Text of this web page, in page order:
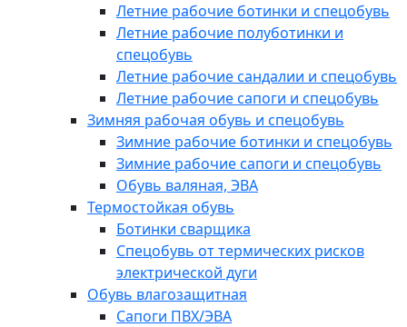
Летние рабочие ботинки и спецобувь
Летние рабочие полуботинки и
спецобувь
Летние рабочие сандалии и спецобувь
Летние рабочие сапоги и спецобувь
Зимняя рабочая обувь и спецобувь
Зимние рабочие ботинки и спецобувь
Зимние рабочие сапоги и спецобувь
Обувь валяная, ЭВА
Термостойкая обувь
Ботинки сварщика
Спецобувь от термических рисков
электрической дуги
Обувь влагозащитная
Сапоги ПВХ/ЭВА